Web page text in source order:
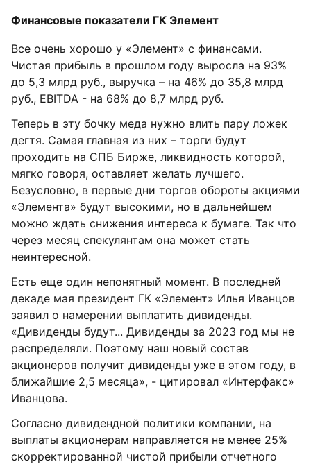
Финансовые показатели ГК Элемент
Все очень хорошо у «Элемент» с финансами.
Чистая прибыль в прошлом году выросла на 93%
до 5,3 млрд руб., выручка – на 46% до 35,8 млрд
руб., EBITDA - на 68% до 8,7 млрд руб.
Теперь в эту бочку меда нужно влить пару ложек
дегтя. Самая главная из них – торги будут
проходить на СПБ Бирже, ликвидность которой,
мягко говоря, оставляет желать лучшего.
Безусловно, в первые дни торгов обороты акциями
«Элемента» будут высокими, но в дальнейшем
можно ждать снижения интереса к бумаге. Так что
через месяц спекулянтам она может стать
неинтересной.
Есть еще один непонятный момент. В последней
декаде мая президент ГК «Элемент» Илья Иванцов
заявил о намерении выплатить дивиденды.
«Дивиденды будут... Дивиденды за 2023 год мы не
распределяли. Поэтому наш новый состав
акционеров получит дивиденды уже в этом году, в
ближайшие 2,5 месяца», - цитировал «Интерфакс»
Иванцова.
Согласно дивидендной политики компании, на
выплаты акционерам направляется не менее 25%
скорректированной чистой прибыли отчетного